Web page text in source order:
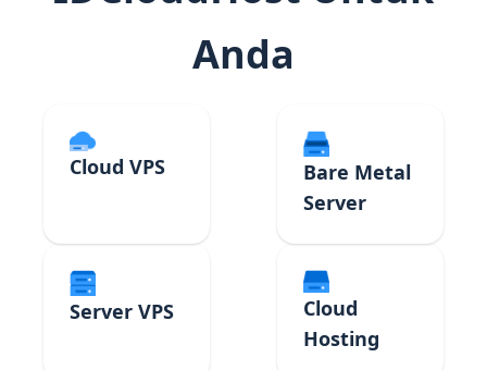
Anda
Cloud VPS
Bare Metal
Server
Server VPS
Cloud
Hosting